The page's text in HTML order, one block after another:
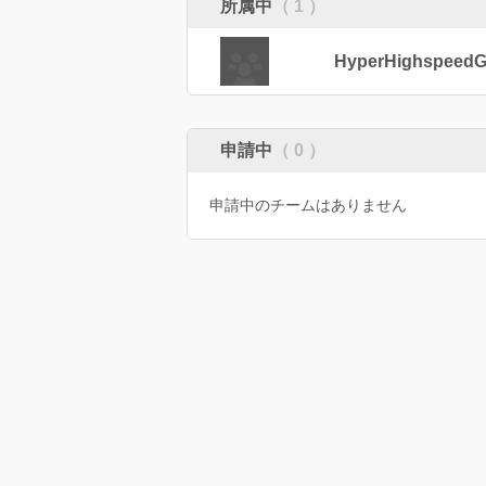
所属中 （ 1 ）
申請中 （ 0 ）
申請中のチームはありません